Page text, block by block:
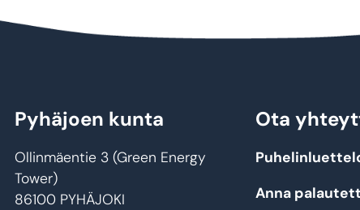
Pyhäjoen kunta
Ollinmäentie 3 (Green Energy
Tower)
86100 PYHÄJOKI
Ota
Anna